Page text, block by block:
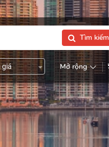
Tìm kiếm
giá Mở rộng